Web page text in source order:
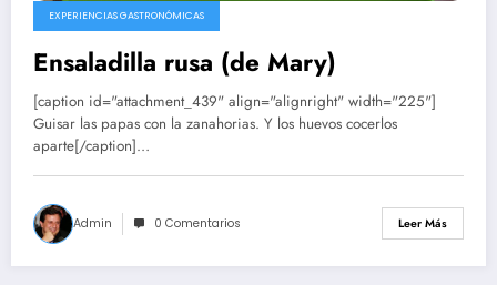
EXPERIENCIAS GASTRONÓMICAS
Ensaladilla rusa (de Mary)
[caption id="attachment_439" align="alignright" width="225"]
Guisar las papas con la zanahorias. Y los huevos cocerlos
aparte[/caption]…
Admin 0 Comentarios Leer Más